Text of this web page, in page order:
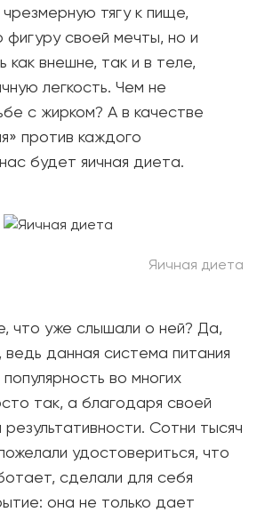
тягу к пище,
фигуру своей мечты, но и
внешне, так и в теле,
легкость. Чем не
с жирком? А в качестве
против каждого
будет яичная диета.
Яичная диета
что уже слышали о ней? Да,
ведь данная система питания
во многих
так, а благодаря своей
Сотни тысяч
удостовериться, что
сделали для себя
она не только дает